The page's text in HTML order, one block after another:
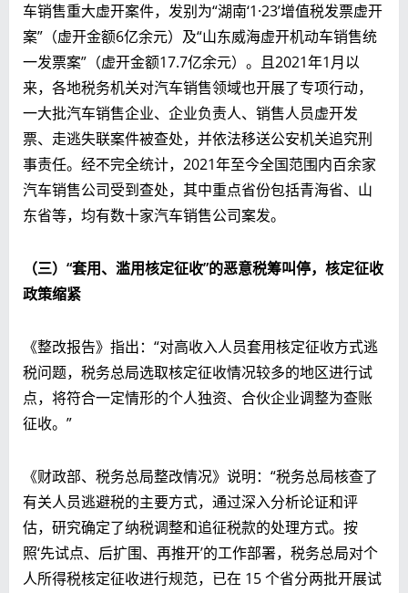
车销售重大虚开案件，发别为“湖南‘1·23’增值税发票虚开
案”（虚开金额6亿余元）及“山东威海虚开机动车销售统
一发票案”（虚开金额17.7亿余元）。且2021年1月以
来，各地税务机关对汽车销售领域也开展了专项行动，
一大批汽车销售企业、企业负责人、销售人员虚开发
票、走逃失联案件被查处，并依法移送公安机关追究刑
事责任。经不完全统计，2021年至今全国范围内百余家
汽车销售公司受到查处，其中重点省份包括青海省、山
东省等，均有数十家汽车销售公司案发。
（三） “套用、滥用核定征收”的恶意税筹叫停，核定征收
政策缩紧
《整改报告》指出：“对高收入人员套用核定征收方式逃
税问题，税务总局选取核定征收情况较多的地区进行试
点，将符合一定情形的个人独资、合伙企业调整为查账
征收。”
《财政部、税务总局整改情况》说明：“税务总局核查了
有关人员逃避税的主要方式，通过深入分析论证和评
估，研究确定了纳税调整和追征税款的处理方式。按
照‘先试点、后扩围、再推开’的工作部署，税务总局对个
人所得税核定征收进行规范，已在 15 个省分两批开展试